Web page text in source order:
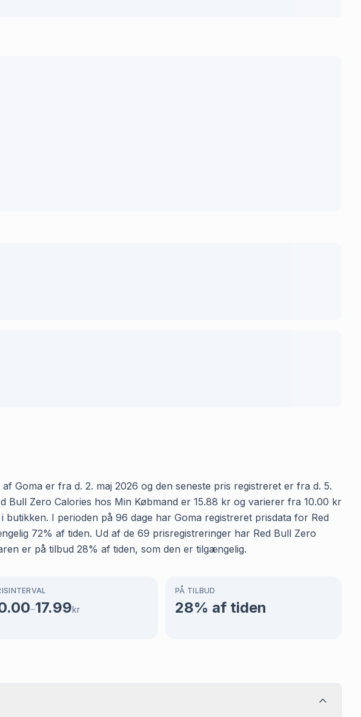
Goma er fra d. 2. maj 2026 og den seneste pris registreret er fra d. 5.
Zero Calories hos Min Købmand er 15.88 kr og varierer fra 10.00 kr
I perioden på 96 dage har Goma registreret prisdata for Red
72% af tiden. Ud af de 69 prisregistreringer har Red Bull Zero
er på tilbud 28% af tiden, som den er tilgængelig.
–17.99kr
PÅ TILBUD
28% af tiden